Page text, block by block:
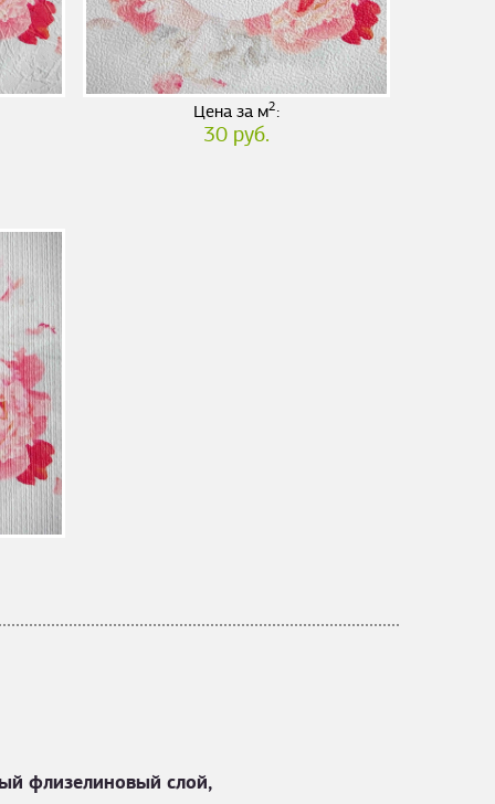
Цена за м2:
30 руб.
флизелиновый слой,